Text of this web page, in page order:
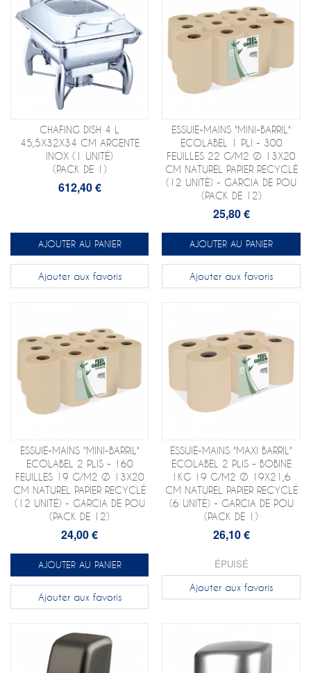
CHAFING DISH 4 L
45,5X32X34 CM ARGENTE
INOX (1 UNITÉ)
(PACK DE 1)
612,40 €
AJOUTER AU PANIER
Ajouter aux favoris
ESSUIE-MAINS "MINI-BARRIL"
ECOLABEL 1 PLI - 300
FEUILLES 22 G/M2 Ø 13X20
CM NATUREL PAPIER RECYCLÉ
(12 UNITÉ) - GARCIA DE POU
(PACK DE 12)
25,80 €
AJOUTER AU PANIER
Ajouter aux favoris
ESSUIE-MAINS "MINI-BARRIL"
ECOLABEL 2 PLIS - 160
FEUILLES 19 G/M2 Ø 13X20
CM NATUREL PAPIER RECYCLÉ
(12 UNITÉ) - GARCIA DE POU
(PACK DE 12)
24,00 €
AJOUTER AU PANIER
Ajouter aux favoris
ESSUIE-MAINS "MAXI BARRIL"
ECOLABEL 2 PLIS - BOBINE
1KG 19 G/M2 Ø 19X21,6
CM NATUREL PAPIER RECYCLÉ
(6 UNITÉ) - GARCIA DE POU
(PACK DE 1)
26,10 €
ÉPUISÉ
Ajouter aux favoris